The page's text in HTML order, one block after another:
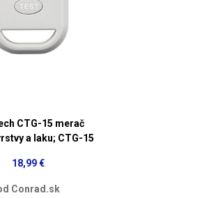
CTG-15 merač
a laku; CTG-15
18,99 €
Conrad.sk